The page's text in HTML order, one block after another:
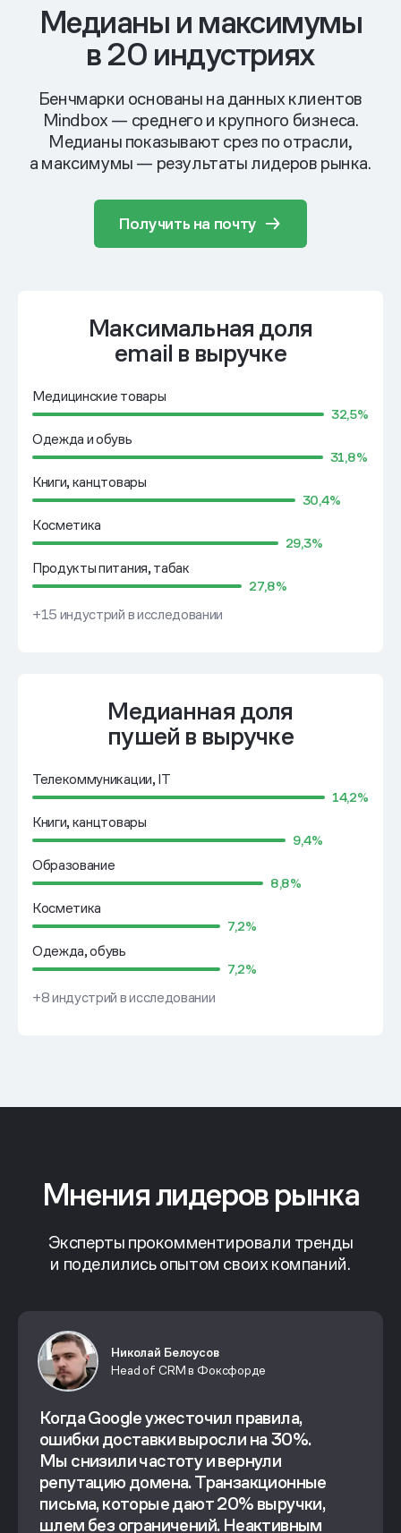
Медианы и максимумы
в 20 индустриях
Бенчмарки основаны на данных клиентов
Mindbox — среднего и крупного бизнеса.
Медианы показывают срез по отрасли,
а максимумы — результаты лидеров рынка.
Получить на почту
Максимальная доля
email в выручке
Медицинские товары
32,5%
Одежда и обувь
31,8%
Книги, канцтовары
30,4%
Косметика
29,3%
Продукты питания, табак
27,8%
+15 индустрий в исследовании
Медианная доля
пушей в выручке
Телекоммуникации, IT
14,2%
Книги, канцтовары
9,4%
Образование
8,8%
Косметика
7,2%
Одежда, обувь
7,2%
+8 индустрий в исследовании
Мнения лидеров рынка
Эксперты прокомментировали тренды
и поделились опытом своих компаний.
Николай Белоусов
Head of CRM в Фоксфорде
Когда Google ужесточил правила,
ошибки доставки выросли на 30%.
Мы снизили частоту и вернули
репутацию домена. Транзакционные
письма, которые дают 20% выручки,
шлем без ограничений. Неактивным